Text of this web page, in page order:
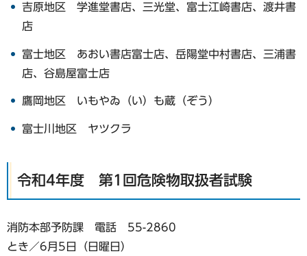
吉原地区 学進堂書店、三光堂、富士江崎書店、渡井書
店
富士地区 あおい書店富士店、岳陽堂中村書店、三浦書
店、谷島屋富士店
鷹岡地区 いもやゐ（い）も蔵（ぞう）
富士川地区 ヤツクラ
令和4年度 第1回危険物取扱者試験
消防本部予防課 電話 55-2860
とき／6月5日（日曜日）